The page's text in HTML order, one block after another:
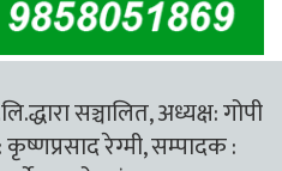
सञ्चालित, अध्यक्ष: गोपी
कृष्णप्रसाद रेग्मी, सम्पादक :